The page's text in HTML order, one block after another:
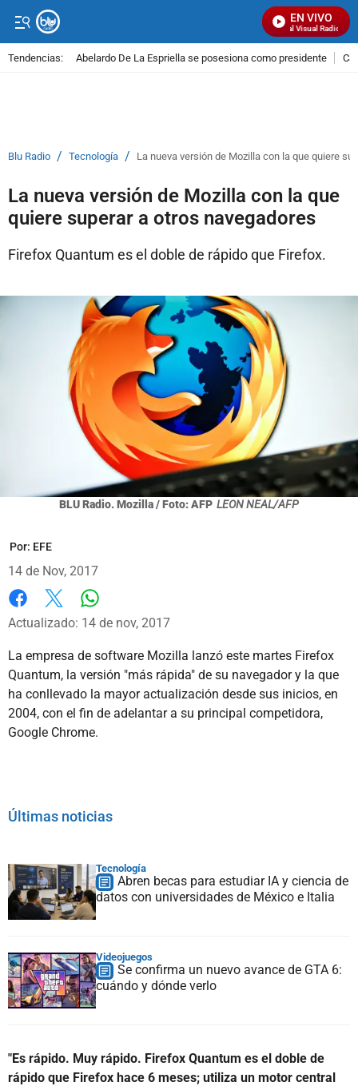
EN VIVO
Señal Visual Radio
Tendencias: Abelardo De La Espriella se posesiona como presidente
Blu Radio / Tecnología / La nueva versión de Mozilla con la que quiere
La nueva versión de Mozilla con la que
quiere superar a otros navegadores
Firefox Quantum es el doble de rápido que Firefox.
BLU Radio. Mozilla / Foto: AFP LEON NEAL/AFP
Por: EFE
14 de Nov, 2017
Facebook
X
Actualizado: 14 de nov, 2017
La empresa de software Mozilla lanzó este martes Firefox
Quantum, la versión "más rápida" de su navegador y la que
ha conllevado la mayor actualización desde sus inicios, en
2004, con el fin de adelantar a su principal competidora,
Google Chrome.
Últimas noticias
Tecnología
Abren becas para estudiar IA y ciencia de
datos con universidades de México e Italia
Videojuegos
Se confirma un nuevo avance de GTA 6:
cuándo y dónde verlo
"Es rápido. Muy rápido. Firefox Quantum es el doble de
rápido que Firefox hace 6 meses; utiliza un motor central